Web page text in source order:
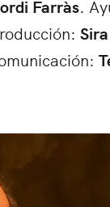
Farràs .